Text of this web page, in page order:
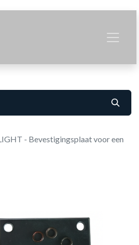
- Bevestigingsplaat voor een